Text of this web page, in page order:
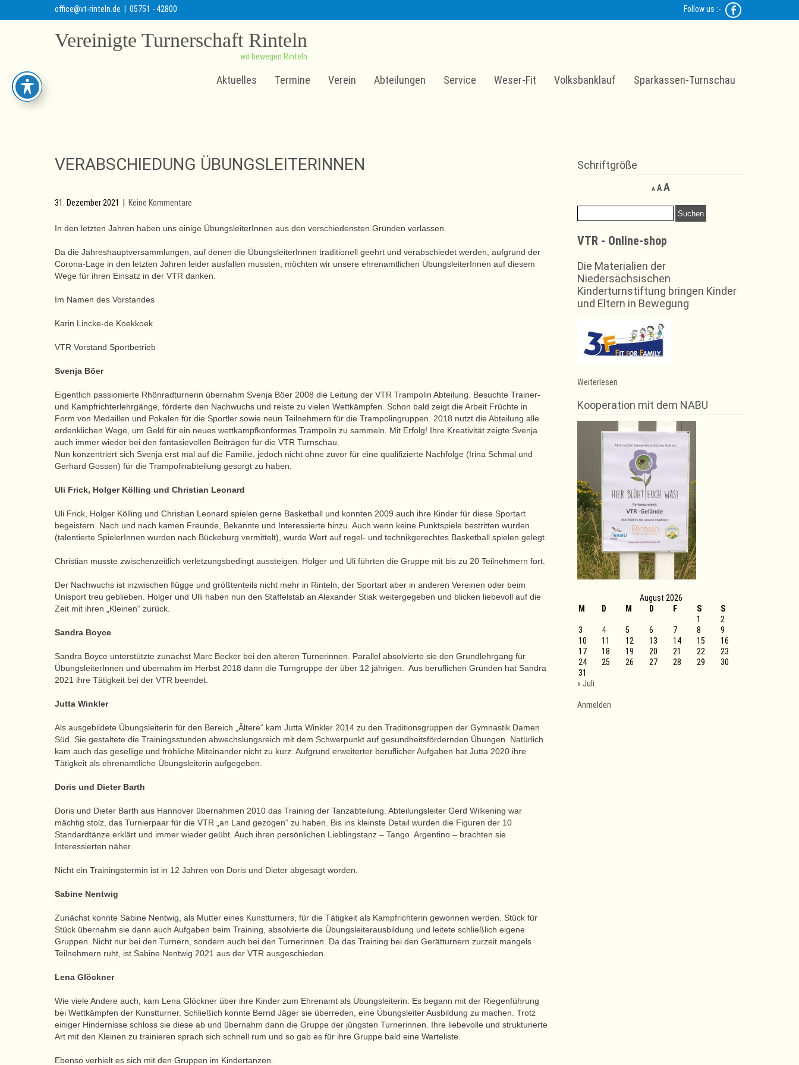
office@vt-rinteln.de | 05751 - 42800 Follow us :-
Vereinigte Turnerschaft Rinteln
wir bewegen Rinteln
Aktuelles Termine Verein Abteilungen Service Weser-Fit Volksbanklauf Sparkassen-Turnschau
VERABSCHIEDUNG ÜBUNGSLEITERINNEN
31. Dezember 2021 Keine Kommentare
In den letzten Jahren haben uns einige ÜbungsleiterInnen aus den verschiedensten Gründen verlassen.
Da die Jahreshauptversammlungen, auf denen die ÜbungsleiterInnen traditionell geehrt und verabschiedet werden, aufgrund der
Corona-Lage in den letzten Jahren leider ausfallen mussten, möchten wir unsere ehrenamtlichen ÜbungsleiterInnen auf diesem
Wege für ihren Einsatz in der VTR danken.
Im Namen des Vorstandes
Karin Lincke-de Koekkoek
VTR Vorstand Sportbetrieb
Svenja Böer
Eigentlich passionierte Rhönradturnerin übernahm Svenja Böer 2008 die Leitung der VTR Trampolin Abteilung. Besuchte Trainer-
und Kampfrichterlehrgänge, förderte den Nachwuchs und reiste zu vielen Wettkämpfen. Schon bald zeigt die Arbeit Früchte in
Form von Medaillen und Pokalen für die Sportler sowie neun Teilnehmern für die Trampolingruppen. 2018 nutzt die Abteilung alle
erdenklichen Wege, um Geld für ein neues wettkampfkonformes Trampolin zu sammeln. Mit Erfolg! Ihre Kreativität zeigte Svenja
auch immer wieder bei den fantasievollen Beiträgen für die VTR Turnschau.
Nun konzentriert sich Svenja erst mal auf die Familie, jedoch nicht ohne zuvor für eine qualifizierte Nachfolge (Irina Schmal und
Gerhard Gossen) für die Trampolinabteilung gesorgt zu haben.
Uli Frick, Holger Kölling und Christian Leonard
Uli Frick, Holger Kölling und Christian Leonard spielen gerne Basketball und konnten 2009 auch ihre Kinder für diese Sportart
begeistern. Nach und nach kamen Freunde, Bekannte und Interessierte hinzu. Auch wenn keine Punktspiele bestritten wurden
(talentierte SpielerInnen wurden nach Bückeburg vermittelt), wurde Wert auf regel- und technikgerechtes Basketball spielen gelegt.
Christian musste zwischenzeitlich verletzungsbedingt aussteigen. Holger und Uli führten die Gruppe mit bis zu 20 Teilnehmern fort.
Der Nachwuchs ist inzwischen flügge und größtenteils nicht mehr in Rinteln, der Sportart aber in anderen Vereinen oder beim
Unisport treu geblieben. Holger und Ulli haben nun den Staffelstab an Alexander Stiak weitergegeben und blicken liebevoll auf die
Zeit mit ihren „Kleinen“ zurück.
Sandra Boyce
Sandra Boyce unterstützte zunächst Marc Becker bei den älteren Turnerinnen. Parallel absolvierte sie den Grundlehrgang für
ÜbungsleiterInnen und übernahm im Herbst 2018 dann die Turngruppe der über 12 jährigen. Aus beruflichen Gründen hat Sandra
2021 ihre Tätigkeit bei der VTR beendet.
Jutta Winkler
Als ausgebildete Übungsleiterin für den Bereich „Ältere“ kam Jutta Winkler 2014 zu den Traditionsgruppen der Gymnastik Damen
Süd. Sie gestaltete die Trainingsstunden abwechslungsreich mit dem Schwerpunkt auf gesundheitsfördernden Übungen. Natürlich
kam auch das gesellige und fröhliche Miteinander nicht zu kurz. Aufgrund erweiterter beruflicher Aufgaben hat Jutta 2020 ihre
Tätigkeit als ehrenamtliche Übungsleiterin aufgegeben.
Doris und Dieter Barth
Doris und Dieter Barth aus Hannover übernahmen 2010 das Training der Tanzabteilung. Abteilungsleiter Gerd Wilkening war
mächtig stolz, das Turnierpaar für die VTR „an Land gezogen“ zu haben. Bis ins kleinste Detail wurden die Figuren der 10
Standardtänze erklärt und immer wieder geübt. Auch ihren persönlichen Lieblingstanz – Tango Argentino – brachten sie
Interessierten näher.
Nicht ein Trainingstermin ist in 12 Jahren von Doris und Dieter abgesagt worden.
Sabine Nentwig
Zunächst konnte Sabine Nentwig, als Mutter eines Kunstturners, für die Tätigkeit als Kampfrichterin gewonnen werden. Stück für
Stück übernahm sie dann auch Aufgaben beim Training, absolvierte die Übungsleiterausbildung und leitete schließlich eigene
Gruppen. Nicht nur bei den Turnern, sondern auch bei den Turnerinnen. Da das Training bei den Gerätturnern zurzeit mangels
Teilnehmern ruht, ist Sabine Nentwig 2021 aus der VTR ausgeschieden.
Lena Glöckner
Wie viele Andere auch, kam Lena Glöckner über ihre Kinder zum Ehrenamt als Übungsleiterin. Es begann mit der Riegenführung
bei Wettkämpfen der Kunstturner. Schließich konnte Bernd Jäger sie überreden, eine Übungsleiter Ausbildung zu machen. Trotz
einiger Hindernisse schloss sie diese ab und übernahm dann die Gruppe der jüngsten Turnerinnen. Ihre liebevolle und strukturierte
Art mit den Kleinen zu trainieren sprach sich schnell rum und so gab es für ihre Gruppe bald eine Warteliste.
Ebenso verhielt es sich mit den Gruppen im Kindertanzen.
Schriftgröße
A
Decrease
font
A Reset
size.
A
size.
Suchen
nach:
VTR - Online-shop
Die Materialien der
Niedersächsischen
Kinderturnstiftung bringen Kinder
und Eltern in Bewegung
Weiterlesen
ÜbungsleiterInnen
Kooperation mit dem NABU
August 2026
M
D M D F S
S
1
2
3
4 5 6 7 8
9
10
11 12 13 14 15
16
17
18 19 20 21 22
23
24
25 26 27 28 29
30
31
« Juli
Anmelden